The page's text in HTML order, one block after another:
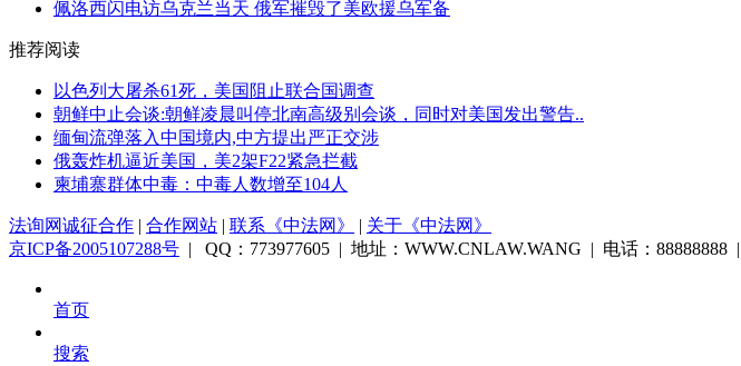
佩洛西闪电访乌克兰当天 俄军摧毁了美欧援乌军备
推荐阅读
以色列大屠杀61死，美国阻止联合国调查
朝鲜中止会谈:朝鲜凌晨叫停北南高级别会谈，同时对美国发出警告..
缅甸流弹落入中国境内,中方提出严正交涉
俄轰炸机逼近美国，美2架F22紧急拦截
柬埔寨群体中毒：中毒人数增至104人
法询网诚征合作 | 合作网站 | 联系《中法网》 | 关于《中法网》
京ICP备2005107288号 | QQ：773977605 | 地址：WWW.CNLAW.WANG | 电话：88888888 |
首页
搜索